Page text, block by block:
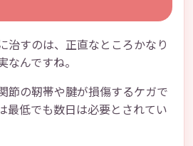
治すのは、正直なところかなり
んですね。
節の靭帯や腱が損傷するケガで
最低でも数日は必要とされてい